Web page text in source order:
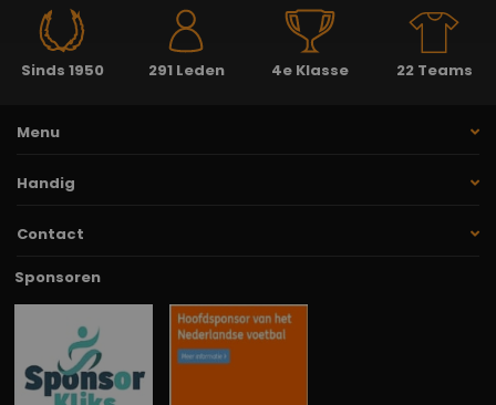
Sinds 1950 291 Leden 4e Klasse 22 Teams
Menu
Handig
Contact
Sponsoren